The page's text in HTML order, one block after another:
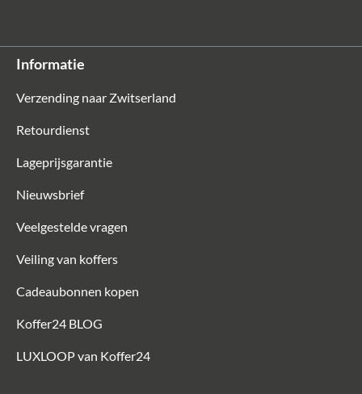
Informatie
Verzending naar Zwitserland
Retourdienst
Lageprijsgarantie
Nieuwsbrief
Veelgestelde vragen
Veiling van koffers
Cadeaubonnen kopen
Koffer24 BLOG
LUXLOOP van Koffer24